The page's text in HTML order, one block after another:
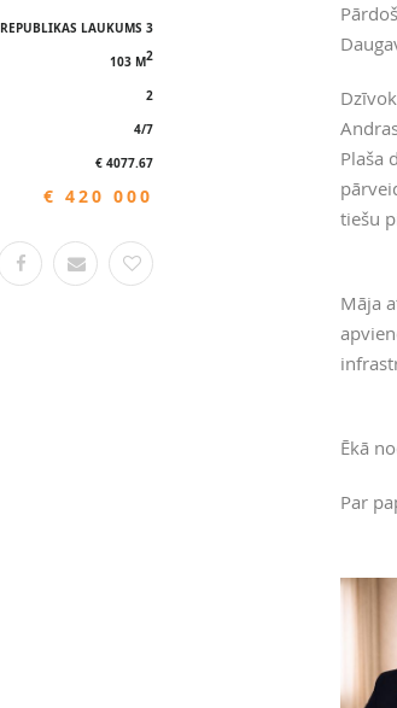
REPUBLIKAS LAUKUMS 3
103 M2
2
4/7
€ 4077.67
€ 420 000
Plaša
tiešu
Māja
Ēkā
Par